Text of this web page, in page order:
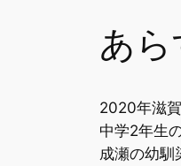
あら
2020年滋
中学2年生
成瀬の幼馴